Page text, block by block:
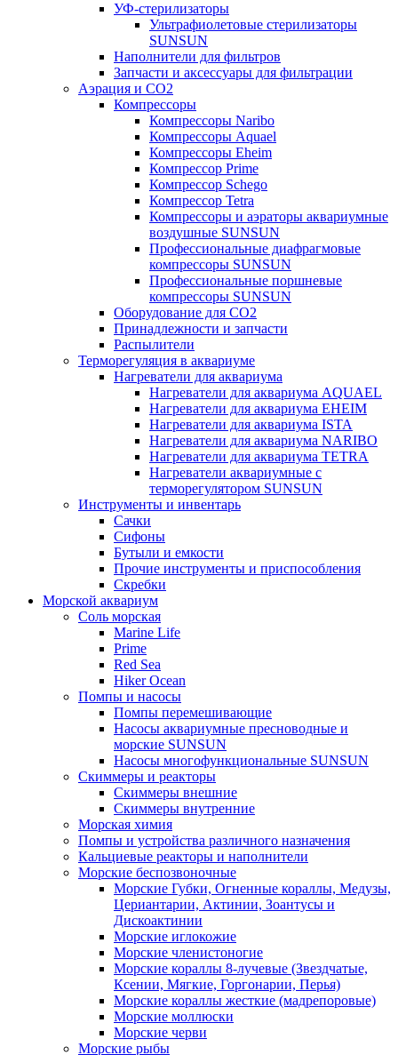
УФ-стерилизаторы
Ультрафиолетовые стерилизаторы
SUNSUN
Наполнители для фильтров
Запчасти и аксессуары для фильтрации
Аэрация и CO2
Компрессоры
Компрессоры Naribo
Компрессоры Aquael
Компрессоры Eheim
Компрессор Prime
Компрессор Schego
Компрессор Tetra
Компрессоры и аэраторы аквариумные
воздушные SUNSUN
Профессиональные диафрагмовые
компрессоры SUNSUN
Профессиональные поршневые
компрессоры SUNSUN
Оборудование для CO2
Принадлежности и запчасти
Распылители
Терморегуляция в аквариуме
Нагреватели для аквариума
Нагреватели для аквариума AQUAEL
Нагреватели для аквариума EHEIM
Нагреватели для аквариума ISTA
Нагреватели для аквариума NARIBO
Нагреватели для аквариума TETRA
Нагреватели аквариумные с
терморегулятором SUNSUN
Инструменты и инвентарь
Сачки
Сифоны
Бутыли и емкости
Прочие инструменты и приспособления
Скребки
Морской аквариум
Соль морская
Marine Life
Prime
Red Sea
Hiker Ocean
Помпы и насосы
Помпы перемешивающие
Насосы аквариумные пресноводные и
морские SUNSUN
Насосы многофункциональные SUNSUN
Скиммеры и реакторы
Скиммеры внешние
Скиммеры внутренние
Морская химия
Помпы и устройства различного назначения
Кальциевые реакторы и наполнители
Морские беспозвоночные
Морские Губки, Огненные кораллы, Медузы,
Цериантарии, Актинии, Зоантусы и
Дискоактинии
Морские иглокожие
Морские членистоногие
Морские кораллы 8-лучевые (Звездчатые,
Ксении, Мягкие, Горгонарии, Перья)
Морские кораллы жесткие (мадрепоровые)
Морские моллюски
Морские черви
Морские рыбы